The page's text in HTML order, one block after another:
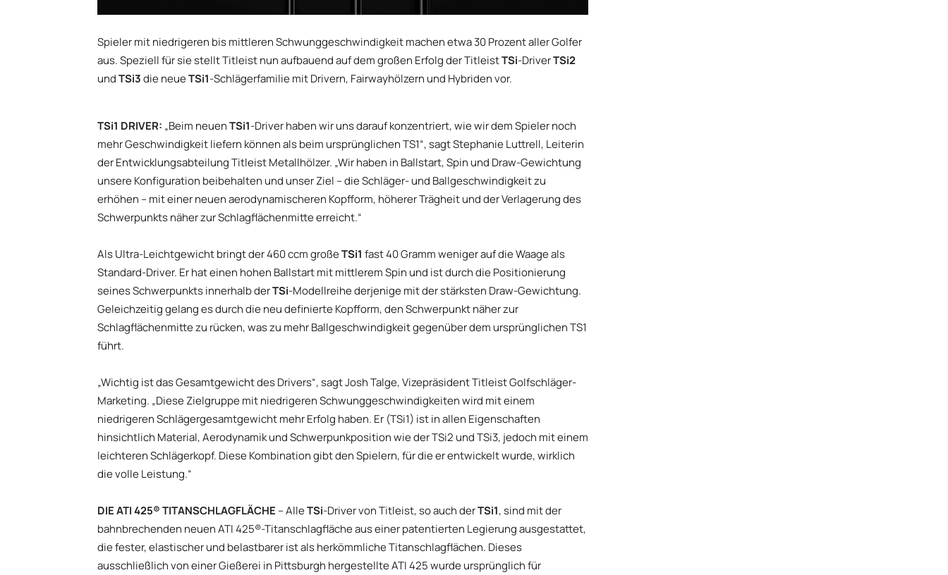
Spieler mit niedrigeren bis mittleren Schwunggeschwindigkeit machen etwa 30 Prozent aller Golfer
aus. Speziell für sie stellt Titleist nun aufbauend auf dem großen Erfolg der TitleistTSi-DriverTSi2
undTSi3die neueTSi1-Schlägerfamilie mit Drivern, Fairwayhölzern und Hybriden vor.
TSi1 DRIVER: „Beim neuenTSi1-Driver haben wir uns darauf konzentriert, wie wir dem Spieler noch
mehr Geschwindigkeit liefern können als beim ursprünglichen TS1“, sagt Stephanie Luttrell, Leiterin
der Entwicklungsabteilung Titleist Metallhölzer. „Wir haben in Ballstart, Spin und Draw-Gewichtung
unsere Konfiguration beibehalten und unser Ziel – die Schläger- und Ballgeschwindigkeit zu
erhöhen – mit einer neuen aerodynamischeren Kopfform, höherer Trägheit und der Verlagerung des
Schwerpunkts näher zur Schlagflächenmitte erreicht.“
Als Ultra-Leichtgewicht bringt der 460 ccm großeTSi1 fast 40 Gramm weniger auf die Waage als
Standard-Driver. Er hat einen hohen Ballstart mit mittlerem Spin und ist durch die Positionierung
seines Schwerpunkts innerhalb derTSi-Modellreihe derjenige mit der stärksten Draw-Gewichtung.
Geleichzeitig gelang es durch die neu definierte Kopfform, den Schwerpunkt näher zur
Schlagflächenmitte zu rücken, was zu mehr Ballgeschwindigkeit gegenüber dem ursprünglichen TS1
führt.
„Wichtig ist das Gesamtgewicht des Drivers“, sagt Josh Talge, Vizepräsident Titleist Golfschläger-
Marketing. „Diese Zielgruppe mit niedrigeren Schwunggeschwindigkeiten wird mit einem
niedrigeren Schlägergesamtgewicht mehr Erfolg haben. Er (TSi1) ist in allen Eigenschaften
hinsichtlich Material, Aerodynamik und Schwerpunkposition wie der TSi2 und TSi3, jedoch mit einem
leichteren Schlägerkopf. Diese Kombination gibt den Spielern, für die er entwickelt wurde, wirklich
die volle Leistung.“
DIE ATI 425® TITANSCHLAGFLÄCHE – AlleTSi-Driver von Titleist, so auch derTSi1, sind mit der
bahnbrechenden neuen ATI 425®-Titanschlagfläche aus einer patentierten Legierung ausgestattet,
die fester, elastischer und belastbarer ist als herkömmliche Titanschlagflächen. Dieses
ausschließlich von einer Gießerei in Pittsburgh hergestellte ATI 425 wurde ursprünglich für